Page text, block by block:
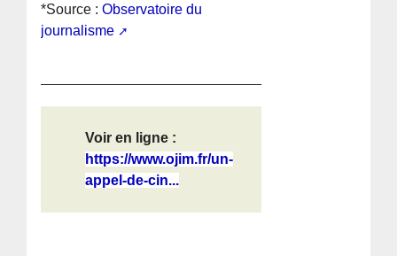
*Source :Observatoire du
journalisme
Voir en ligne :
https://www.ojim.fr/un-
appel-de-cin...